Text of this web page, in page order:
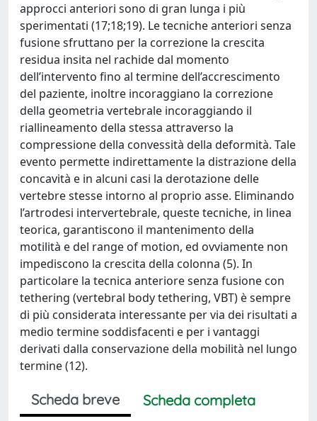
approcci anteriori sono di gran lunga i più
sperimentati (17;18;19). Le tecniche anteriori senza
fusione sfruttano per la correzione la crescita
residua insita nel rachide dal momento
dell’intervento fino al termine dell’accrescimento
del paziente, inoltre incoraggiano la correzione
della geometria vertebrale incoraggiando il
riallineamento della stessa attraverso la
compressione della convessità della deformità. Tale
evento permette indirettamente la distrazione della
concavità e in alcuni casi la derotazione delle
vertebre stesse intorno al proprio asse. Eliminando
l’artrodesi intervertebrale, queste tecniche, in linea
teorica, garantiscono il mantenimento della
motilità e del range of motion, ed ovviamente non
impediscono la crescita della colonna (5). In
particolare la tecnica anteriore senza fusione con
tethering (vertebral body tethering, VBT) è sempre
di più considerata interessante per via dei risultati a
medio termine soddisfacenti e per i vantaggi
derivati dalla conservazione della mobilità nel lungo
termine (12).
Scheda breve
Scheda completa